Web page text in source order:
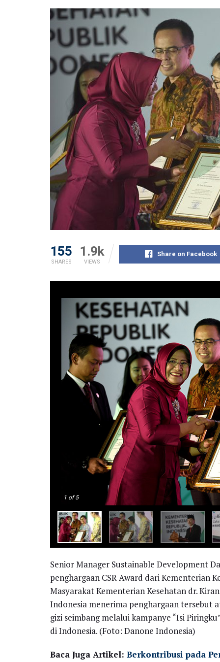
155
SHARES
1.9k
VIEWS
Share on Facebook
1 of 5
Senior Manager Sustainable Development
penghargaan CSR Award dari Kementerian
Masyarakat Kementerian Kesehatan dr.
Indonesia menerima penghargaan tersebut
gizi seimbang melalui kampanye “Isi
di Indonesia. (Foto: Danone Indonesia)
Baca Juga Artikel: Berkontribusi pada